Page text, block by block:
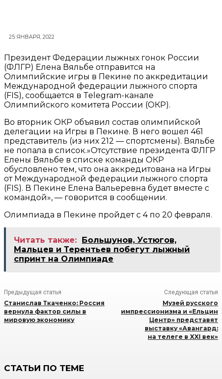
25 ЯНВАРЯ, 2022
Президент Федерации лыжных гонок России
(ФЛГР) Елена Вяльбе отправится на
Олимпийские игры в Пекине по аккредитации
Международной федерации лыжного спорта
(FIS), сообщается в Telegram-канале
Олимпийского комитета России (ОКР).
Во вторник ОКР объявил состав олимпийской
делегации на Игры в Пекине. В него вошел 461
представитель (из них 212 — спортсмены). Вяльбе
не попала в список.»Отсутствие президента ФЛГР
Елены Вяльбе в списке команды ОКР
обусловлено тем, что она аккредитована на Игры
от Международной федерации лыжного спорта
(FIS). В Пекине Елена Вальеревна будет вместе с
командой», — говорится в сообщении.
Олимпиада в Пекине пройдет с 4 по 20 февраля.
Читать также: Большунов, Устюгов,
Мальцев и Терентьев побегут лыжный
спринт на Олимпиаде
Предыдущая статья
Станислав Ткаченко: Россия
вернула фактор силы в
мировую экономику
Следующая статья
Музей русского
импрессионизма и «Ельцин
Центр» представят
выставку «Авангард:
на телеге в XXI век»
СТАТЬИ ПО ТЕМЕ